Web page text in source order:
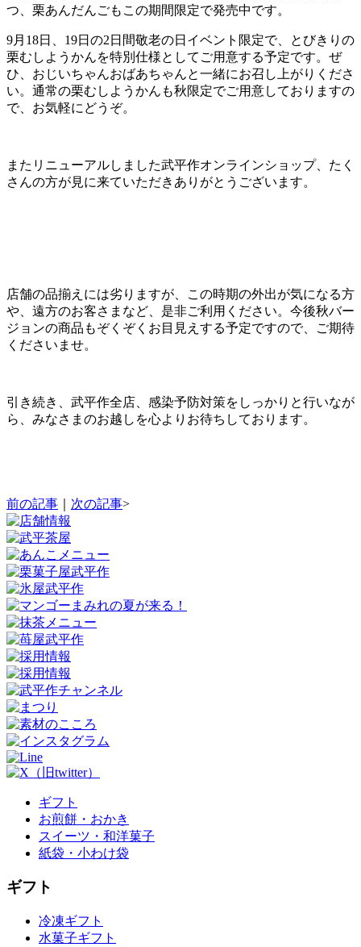
つ、栗あんだんごもこの期間限定で発売中です。
9月18日、19日の2日間敬老の日イベント限定で、とびきりの
栗むしようかんを特別仕様としてご用意する予定です。ぜ
ひ、おじいちゃんおばあちゃんと一緒にお召し上がりくださ
い。通常の栗むしようかんも秋限定でご用意しておりますの
で、お気軽にどうぞ。
またリニューアルしました武平作オンラインショップ、たく
さんの方が見に来ていただきありがとうございます。
店舗の品揃えには劣りますが、この時期の外出が気になる方
や、遠方のお客さまなど、是非ご利用ください。今後秋バー
ジョンの商品もぞくぞくお目見えする予定ですので、ご期待
くださいませ。
引き続き、武平作全店、感染予防対策をしっかりと行いなが
ら、みなさまのお越しを心よりお待ちしております。
前の記事 次の記事>
ギフト
お煎餅・おかき
スイーツ・和洋菓子
紙袋・小わけ袋
ギフト
冷凍ギフト
水菓子ギフト